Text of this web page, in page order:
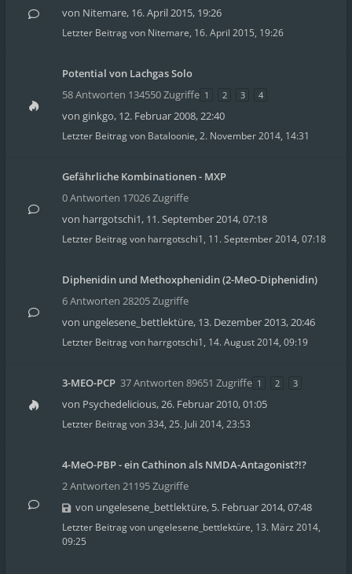
von Nitemare, 16. April 2015, 19:26
Letzter Beitrag von Nitemare, 16. April 2015, 19:26
Potential von Lachgas Solo
58 Antworten 134550 Zugriffe 1 2 3 4
von ginkgo, 12. Februar 2008, 22:40
Letzter Beitrag von Bataloonie, 2. November 2014, 14:31
Gefährliche Kombinationen - MXP
0 Antworten 17026 Zugriffe
von harrgotschi1, 11. September 2014, 07:18
Letzter Beitrag von harrgotschi1, 11. September 2014, 07:18
Diphenidin und Methoxphenidin (2-MeO-Diphenidin)
6 Antworten 28205 Zugriffe
von ungelesene_bettlektüre, 13. Dezember 2013, 20:46
Letzter Beitrag von harrgotschi1, 14. August 2014, 09:19
3-MEO-PCP 37 Antworten 89651 Zugriffe 1 2 3
von Psychedelicious,26. Februar 2010, 01:05
Letzter Beitrag von334, 25. Juli 2014, 23:53
4-MeO-PBP - ein Cathinon als NMDA-Antagonist?!?
2 Antworten 21195 Zugriffe
von ungelesene_bettlektüre, 5. Februar 2014, 07:48
Letzter Beitrag von ungelesene_bettlektüre, 13. März 2014,
09:25